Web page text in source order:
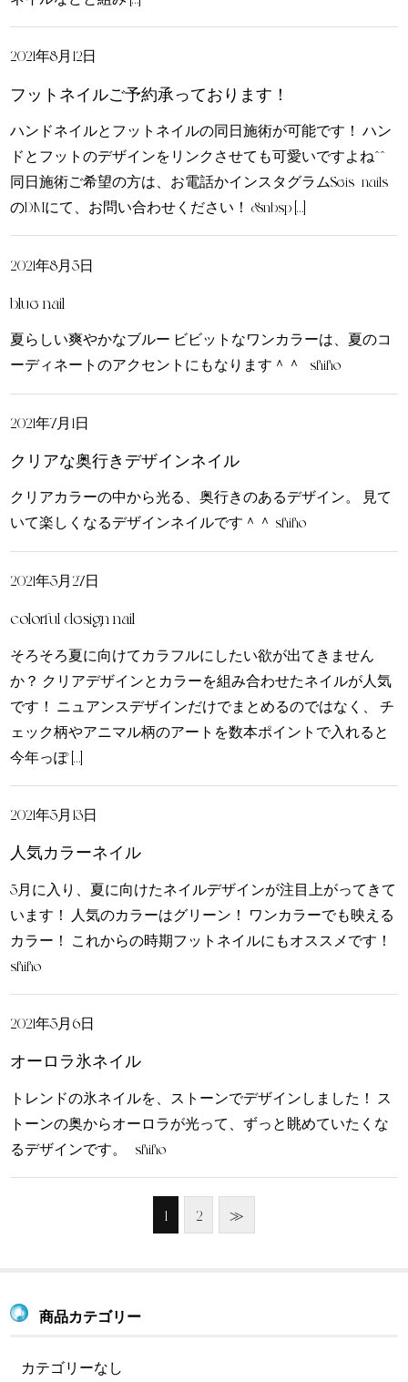
2021年8月12日
フットネイルご予約承っております！
ハンドネイルとフットネイルの同日施術が可能です！ ハン
ドとフットのデザインをリンクさせても可愛いですよね^^
同日施術ご希望の方は、お電話かインスタグラムSeis_nails
のDMにて、お問い合わせください！ &nbsp […]
2021年8月5日
blue nail
夏らしい爽やかなブルー ビビットなワンカラーは、夏のコ
ーディネートのアクセントにもなります＾＾ shiho
2021年7月1日
クリアな奥行きデザインネイル
クリアカラーの中から光る、奥行きのあるデザイン。 見て
いて楽しくなるデザインネイルです＾＾ shiho
2021年5月27日
colorful design nail
そろそろ夏に向けてカラフルにしたい欲が出てきません
か？ クリアデザインとカラーを組み合わせたネイルが人気
です！ ニュアンスデザインだけでまとめるのではなく、 チ
ェック柄やアニマル柄のアートを数本ポイントで入れると
今年っぽ […]
2021年5月13日
人気カラーネイル
5月に入り、夏に向けたネイルデザインが注目上がってきて
います！ 人気のカラーはグリーン！ ワンカラーでも映える
カラー！ これからの時期フットネイルにもオススメです！
shiho
2021年5月6日
オーロラ氷ネイル
トレンドの氷ネイルを、ストーンでデザインしました！ ス
トーンの奥からオーロラが光って、ずっと眺めていたくな
るデザインです。 shiho
1 2 ≫
商品カテゴリー
カテゴリーなし